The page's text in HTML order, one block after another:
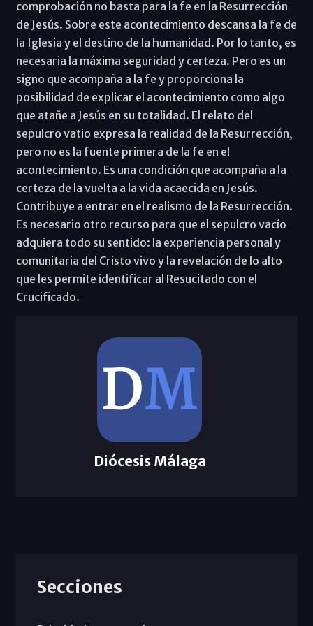
comprobación no basta para la fe en la Resurrección
de Jesús. Sobre este acontecimiento descansa la fe de
la Iglesia y el destino de la humanidad. Por lo tanto, es
necesaria la máxima seguridad y certeza. Pero es un
signo que acompaña a la fe y proporciona la
posibilidad de explicar el acontecimiento como algo
que atañe a Jesús en su totalidad. El relato del
sepulcro vatio expresa la realidad de la Resurrección,
pero no es la fuente primera de la fe en el
acontecimiento. Es una condición que acompaña a la
certeza de la vuelta a la vida acaecida en Jesús.
Contribuye a entrar en el realismo de la Resurrección.
Es necesario otro recurso para que el sepulcro vacío
adquiera todo su sentido: la experiencia personal y
comunitaria del Cristo vivo y la revelación de lo alto
que les permite identificar al Resucitado con el
Crucificado.
Diócesis Málaga
Secciones